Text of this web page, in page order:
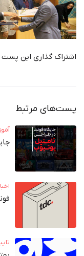
اشتراک گذاری این پست
پست‌های مرتبط